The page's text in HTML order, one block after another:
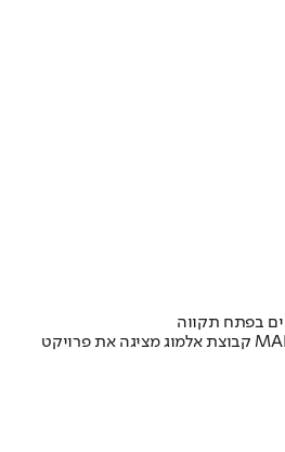
בפתח תקווה
קבוצת אלמוג מציגה את פרויקט MALA: מגדלי הפרימיום האחרונים